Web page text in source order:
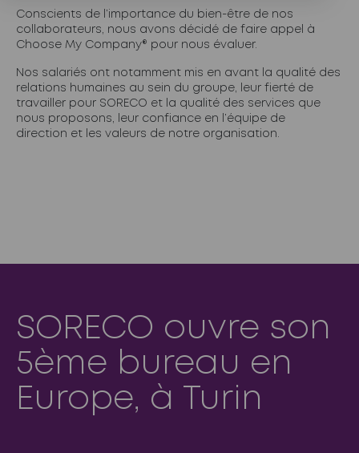
Conscients de l’importance du bien-être de nos
collaborateurs, nous avons décidé de faire appel à
Choose My Company® pour nous évaluer.
Nos salariés ont notamment mis en avant la qualité des
relations humaines au sein du groupe, leur fierté de
travailler pour SORECO et la qualité des services que
nous proposons, leur confiance en l’équipe de
direction et les valeurs de notre organisation.
SORECO ouvre son
5ème bureau en
Europe, à Turin